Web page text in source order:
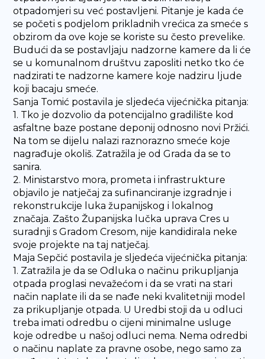
otpadomjeri su već postavljeni. Pitanje je kada će
se početi s podjelom prikladnih vrećica za smeće s
obzirom da ove koje se koriste su često prevelike.
Budući da se postavljaju nadzorne kamere da li će
se u komunalnom društvu zaposliti netko tko će
nadzirati te nadzorne kamere koje nadziru ljude
koji bacaju smeće.
Sanja Tomić postavila je sljedeća vijećnička pitanja:
1. Tko je dozvolio da potencijalno gradilište kod
asfaltne baze postane deponij odnosno novi Pržići.
Na tom se dijelu nalazi raznorazno smeće koje
nagrađuje okoliš. Zatražila je od Grada da se to
sanira.
2. Ministarstvo mora, prometa i infrastrukture
objavilo je natječaj za sufinanciranje izgradnje i
rekonstrukcije luka županijskog i lokalnog
značaja. Zašto Županijska lučka uprava Cres u
suradnji s Gradom Cresom, nije kandidirala neke
svoje projekte na taj natječaj.
Maja Sepčić postavila je sljedeća vijećnička pitanja:
1. Zatražila je da se Odluka o načinu prikupljanja
otpada proglasi nevažećom i da se vrati na stari
način naplate ili da se nađe neki kvalitetniji model
za prikupljanje otpada. U Uredbi stoji da u odluci
treba imati odredbu o cijeni minimalne usluge
koje odredbe u našoj odluci nema. Nema odredbi
o načinu naplate za pravne osobe, nego samo za